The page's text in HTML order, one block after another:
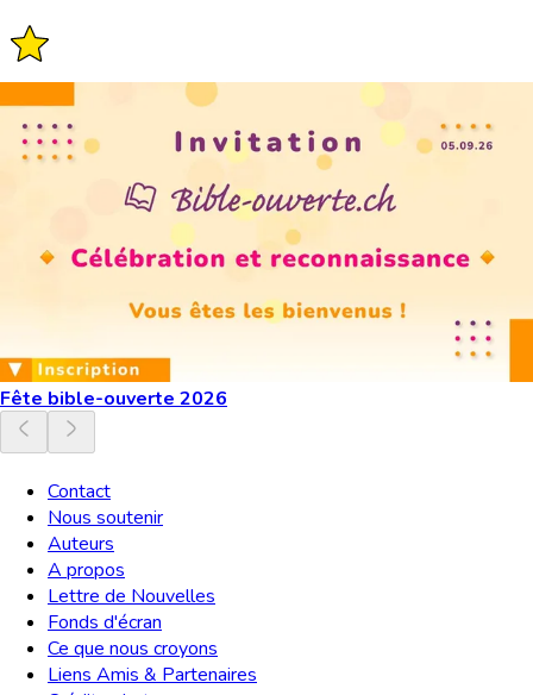
Fête bible-ouverte 2026
Contact
Nous soutenir
Auteurs
A propos
Lettre de Nouvelles
Fonds d'écran
Ce que nous croyons
Liens Amis & Partenaires